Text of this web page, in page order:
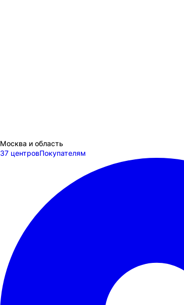
Москва и область
37 центровПокупателям